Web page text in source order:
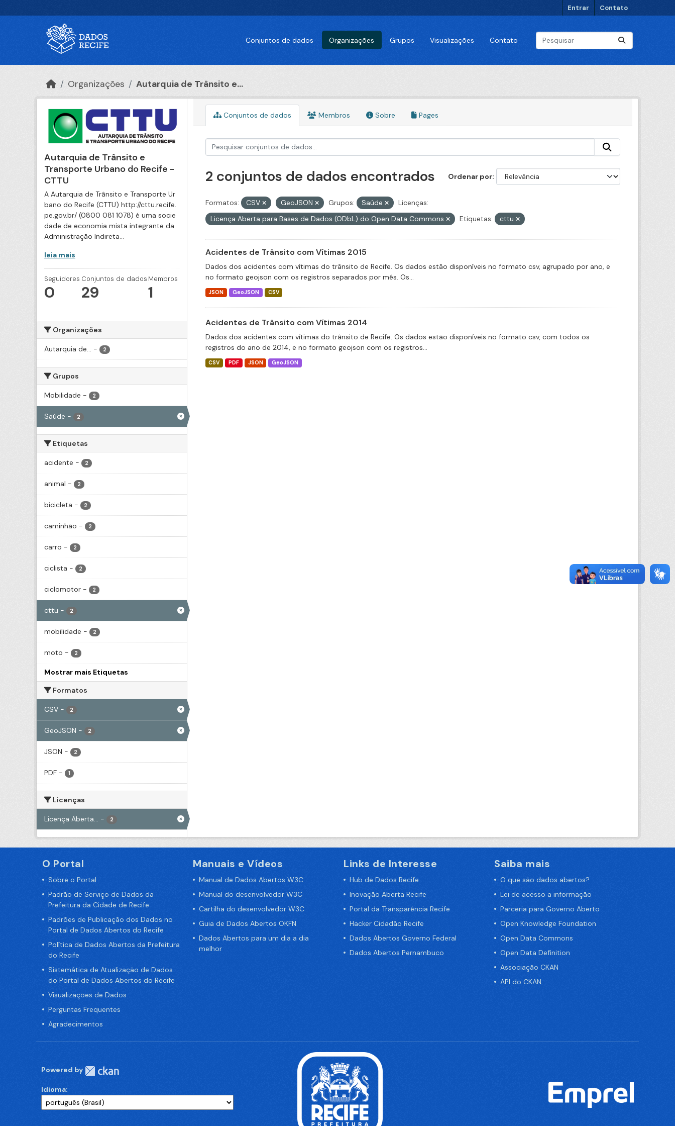
Entrar Contato
Conjuntos de dados Organizações Grupos Visualizações Contato
Organizações Autarquia de Trânsito e...
Autarquia de Trânsito e
Transporte Urbano do Recife -
CTTU
A Autarquia de Trânsito e Transporte Ur
bano do Recife (CTTU) http://cttu.recife.
pe.gov.br/ (0800 081 1078) é uma socie
dade de economia mista integrante da
Administração Indireta...
leia mais
Seguidores
0
Conjuntos de dados
29
Membros
1
Organizações
Autarquia de... - 2
Grupos
Mobilidade - 2
Saúde - 2
Etiquetas
acidente - 2
animal - 2
bicicleta - 2
caminhão - 2
carro - 2
ciclista - 2
ciclomotor - 2
cttu - 2
mobilidade - 2
moto - 2
Mostrar mais Etiquetas
Formatos
CSV - 2
GeoJSON - 2
JSON - 2
PDF - 1
Licenças
Licença Aberta... - 2
Conjuntos de dados Membros Sobre Pages
Ordenar por
2 conjuntos de dados encontrados
Formatos: CSV GeoJSON Grupos: Saúde
Licenças:
Licença Aberta para Bases de Dados (ODbL) do Open Data Commons
Etiquetas: cttu
Acidentes de Trânsito com Vítimas 2015
Dados dos acidentes com vítimas do trânsito de Recife. Os dados estão disponíveis no formato csv, agrupado por ano, e
no formato geojson com os registros separados por mês. Os...
JSON GeoJSON CSV
Acidentes de Trânsito com Vítimas 2014
Dados dos acidentes com vítimas do trânsito de Recife. Os dados estão disponíveis no formato csv, com todos os
registros do ano de 2014, e no formato geojson com os registros...
CSV PDF JSON GeoJSON
O Portal
Sobre o Portal
Padrão de Serviço de Dados da
Prefeitura da Cidade de Recife
Padrões de Publicação dos Dados no
Portal de Dados Abertos do Recife
Política de Dados Abertos da Prefeitura
do Recife
Sistemática de Atualização de Dados
do Portal de Dados Abertos do Recife
Visualizações de Dados
Perguntas Frequentes
Agradecimentos
Manuais e Vídeos
Manual de Dados Abertos W3C
Manual do desenvolvedor W3C
Cartilha do desenvolvedor W3C
Guia de Dados Abertos OKFN
Dados Abertos para um dia a dia
melhor
Links de Interesse
Hub de Dados Recife
Inovação Aberta Recife
Portal da Transparência Recife
Hacker Cidadão Recife
Dados Abertos Governo Federal
Dados Abertos Pernambuco
Saiba mais
O que são dados abertos?
Lei de acesso a informação
Parceria para Governo Aberto
Open Knowledge Foundation
Open Data Commons
Open Data Definition
Associação CKAN
API do CKAN
Powered by
Idioma